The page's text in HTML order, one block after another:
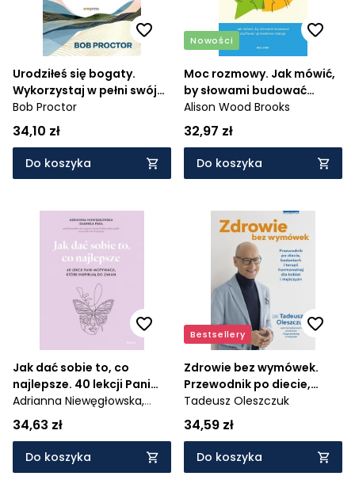
Urodziłeś się bogaty.
Wykorzystaj w pełni swój
potencjał
Bob Proctor
34,10 zł
Do koszyka
Nowości
Moc rozmowy. Jak mówić,
by słowami budować
zaufanie i prawdziwe
relacje
Alison Wood Brooks
32,97 zł
Do koszyka
Jak dać sobie to, co
najlepsze. 40 lekcji Pani
Motywacji, które inspirują
do zmian
Adrianna Niewęgłowska,
Gabriela Para
34,63 zł
Do koszyka
Bestsellery
Zdrowie bez wymówek.
Przewodnik po diecie,
badaniach i terapii
hormonalnej dla kobiet i
mężczyzn
Tadeusz Oleszczuk
34,59 zł
Do koszyka